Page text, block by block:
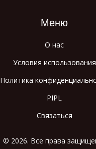
Меню
О нас
Условия использования
Политика
PIPL
Связаться
© 2026. Все права